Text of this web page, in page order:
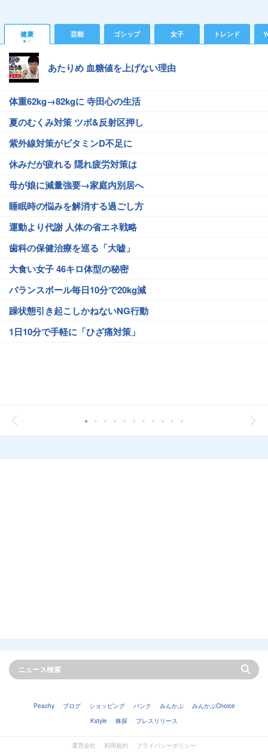
健康 芸能 ゴシップ 女子 トレンド
あたりめ 血糖値を上げない理由
体重62kg→82kgに 寺田心の生活
夏のむくみ対策 ツボ&反射区押し
紫外線対策がビタミンD不足に
休みだが疲れる 隠れ疲労対策は
母が娘に減量強要→家庭内別居へ
睡眠時の悩みを解消する過ごし方
運動より代謝 人体の省エネ戦略
歯科の保健治療を巡る「大嘘」
大食い女子 46キロ体型の秘密
バランスボール毎日10分で20kg減
躁状態引き起こしかねないNG行動
1日10分で手軽に「ひざ痛対策」
Peachy ブログ ショッピング バンク みんかぶ
みんかぶChoice
Kstyle
株探 プレスリリース
運営会社 利用規約 プライバシーポリシー